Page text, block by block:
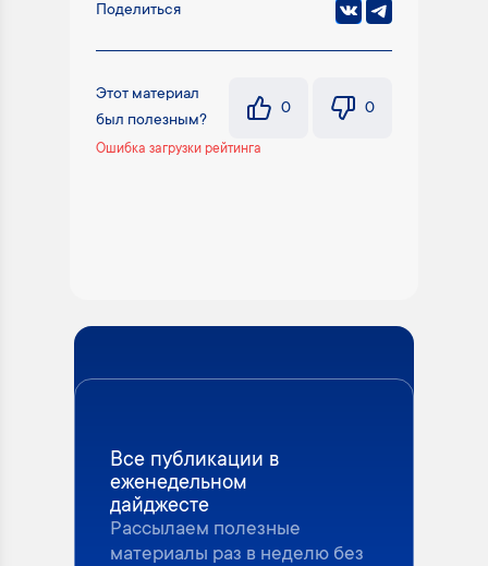
Поделиться
Этот материал
был полезным?
0 0
Ошибка загрузки рейтинга
Все публикации в
еженедельном
дайджесте
Рассылаем полезные
материалы раз в неделю без